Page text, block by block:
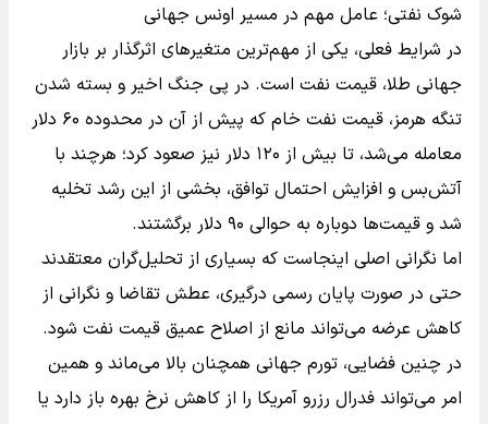
شوک نفتی؛ عامل مهم در مسیر اونس جهانی
در شرایط فعلی، یکی از مهم‌ترین متغیرهای اثرگذار بر بازار
جهانی طلا، قیمت نفت است. در پی جنگ اخیر و بسته شدن
تنگه هرمز، قیمت نفت خام که پیش از آن در محدوده ۶۰ دلار
معامله می‌شد، تا بیش از ۱۲۰ دلار نیز صعود کرد؛ هرچند با
آتش‌بس و افزایش احتمال توافق، بخشی از این رشد تخلیه
شد و قیمت‌ها دوباره به حوالی ۹۰ دلار برگشتند.
اما نگرانی اصلی اینجاست که بسیاری از تحلیل‌گران معتقدند
حتی در صورت پایان رسمی درگیری، عطش تقاضا و نگرانی از
کاهش عرضه می‌تواند مانع از اصلاح عمیق قیمت نفت شود.
در چنین فضایی، تورم جهانی همچنان بالا می‌ماند و همین
امر می‌تواند فدرال رزرو آمریکا را از کاهش نرخ بهره باز دارد یا